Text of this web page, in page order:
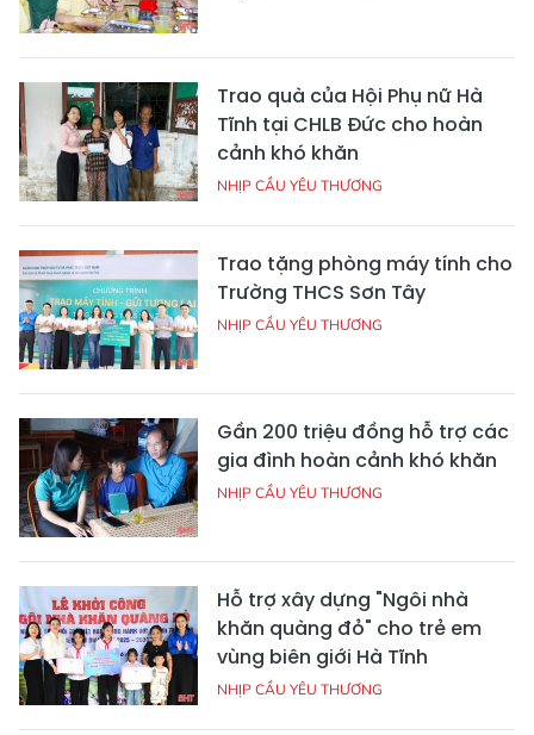
Trao quà của Hội Phụ nữ Hà
Tĩnh tại CHLB Đức cho hoàn
cảnh khó khăn
NHỊP CẦU YÊU THƯƠNG
Trao tặng phòng máy tính cho
Trường THCS Sơn Tây
NHỊP CẦU YÊU THƯƠNG
Gần 200 triệu đồng hỗ trợ các
gia đình hoàn cảnh khó khăn
NHỊP CẦU YÊU THƯƠNG
Hỗ trợ xây dựng "Ngôi nhà
khăn quàng đỏ" cho trẻ em
vùng biên giới Hà Tĩnh
NHỊP CẦU YÊU THƯƠNG